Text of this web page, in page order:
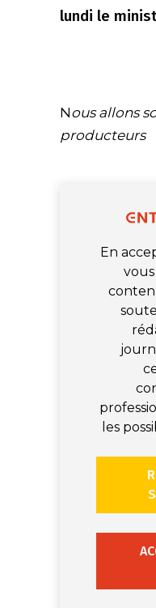
lundi le
Nous allons
producteurs
En
les